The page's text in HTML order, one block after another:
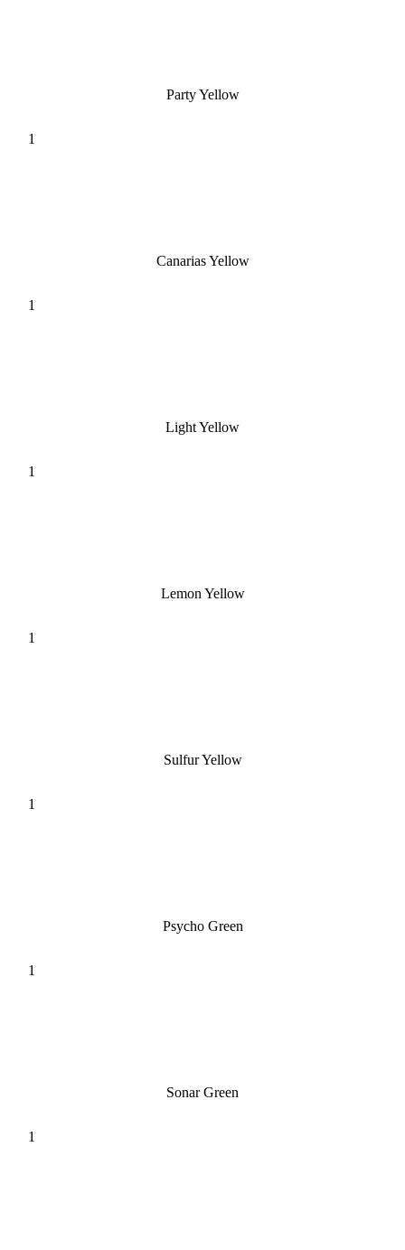
Party Yellow
Canarias Yellow
Light Yellow
Lemon Yellow
Sulfur Yellow
Psycho Green
Sonar Green